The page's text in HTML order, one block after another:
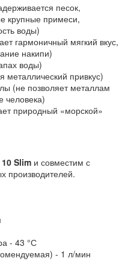
песок,
крупные примеси,
воды)
гармоничный мягкий вкус,
накипи)
воды)
металлический привкус)
(не позволяет металлам
человека)
природный «морской»
10 Slim и совместим с
производителей.
- 43 °С
- 1 л/мин